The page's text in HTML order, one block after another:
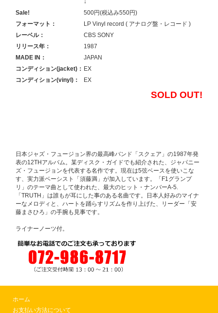
↓
Sale!
500円(税込み550円)
フォーマット：
LP Vinyl record ( アナログ盤・レコード )
レーベル：
CBS SONY
リリース年：
1987
MADE IN：
JAPAN
コンディション(jacket)： EX
コンディション(vinyl)：
EX
SOLD OUT!
日本ジャズ・フュージョン界の最高峰バンド「スクェア」の1987年発
表の12THアルバム。某ディスク・ガイドでも紹介された、ジャパニー
ズ・フュージョンを代表する名作です。現在は5弦ベースを使いこな
す、実力派ベーシスト「須藤満」が加入しています。「F1グランプ
リ」のテーマ曲として使われた、最大のヒット・ナンバーA-5.
「TRUTH」は誰もが耳にした事のある名曲です。日本人好みのマイナ
ーなメロディと、ハートを踊らすリズムを作り上げた、リーダー「安
藤まさひろ」の手腕も見事です。
ライナーノーツ付。
ホーム
お支払い方法について